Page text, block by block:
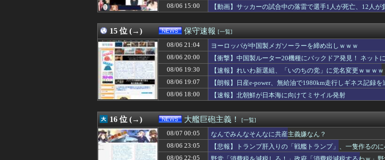
08/07 00:06
北朝鮮がロシアに弾道ミサイル40発供与、ミサイル部隊90人派遣開始…さ
08/07 00:05
なんでみんなそんなに共産主義嫌なん？
08/07 00:05
【新台評価】パチンコ「e EDENS ZERO ～究極LT～」の初打ち感想 出...
08/06 15:00
【動画】サッカーの試合中の落雷で選手1人が死亡、12人が
15 位 (→) 保守速報 [一覧]
08/06 21:04
ヨーロッパが中国製メガソーラーを締め出しｗｗｗ
08/06 20:00
【衝撃】中国製ルーター20機種にバックドア発見！ ネッ
08/06 19:30
【速報】れいわ新選組、「いのちの党」に党名変更ｗｗｗｗ
08/06 19:07
【朗報】日産e-power、無給油で1980km走行しギネス記録
08/06 18:00
【速報】北朝鮮が日本海に向けてミサイル発射
16 位 (→) 大艦巨砲主義！ [一覧]
08/07 00:05
なんでみんなそんなに共産主義嫌なん？
08/06 23:05
【悲報】トランプ肝入りの「戦艦トランプ」、一隻作るの
08/06 22:05